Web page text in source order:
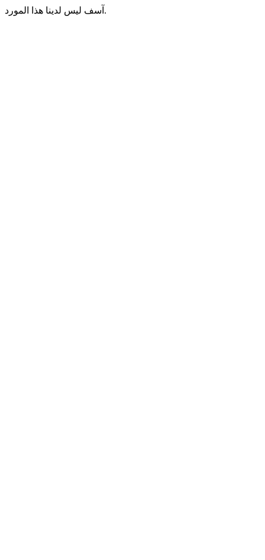
آسف ليس لدينا هذا المورد.